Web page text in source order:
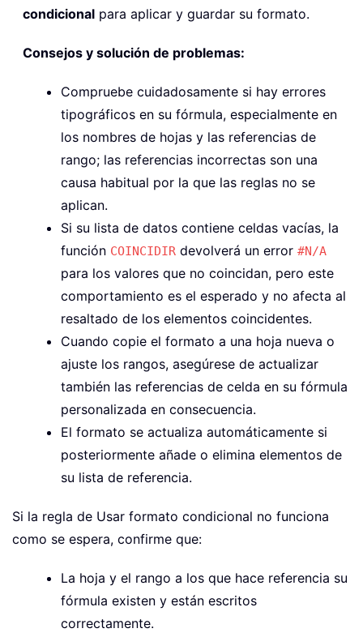
condicional para aplicar y guardar su formato.
Consejos y solución de problemas:
Compruebe cuidadosamente si hay errores
tipográficos en su fórmula, especialmente en
los nombres de hojas y las referencias de
rango; las referencias incorrectas son una
causa habitual por la que las reglas no se
aplican.
Si su lista de datos contiene celdas vacías, la
función COINCIDIR devolverá un error #N/A
para los valores que no coincidan, pero este
comportamiento es el esperado y no afecta al
resaltado de los elementos coincidentes.
Cuando copie el formato a una hoja nueva o
ajuste los rangos, asegúrese de actualizar
también las referencias de celda en su fórmula
personalizada en consecuencia.
El formato se actualiza automáticamente si
posteriormente añade o elimina elementos de
su lista de referencia.
Si la regla de Usar formato condicional no funciona
como se espera, confirme que:
La hoja y el rango a los que hace referencia su
fórmula existen y están escritos
correctamente.